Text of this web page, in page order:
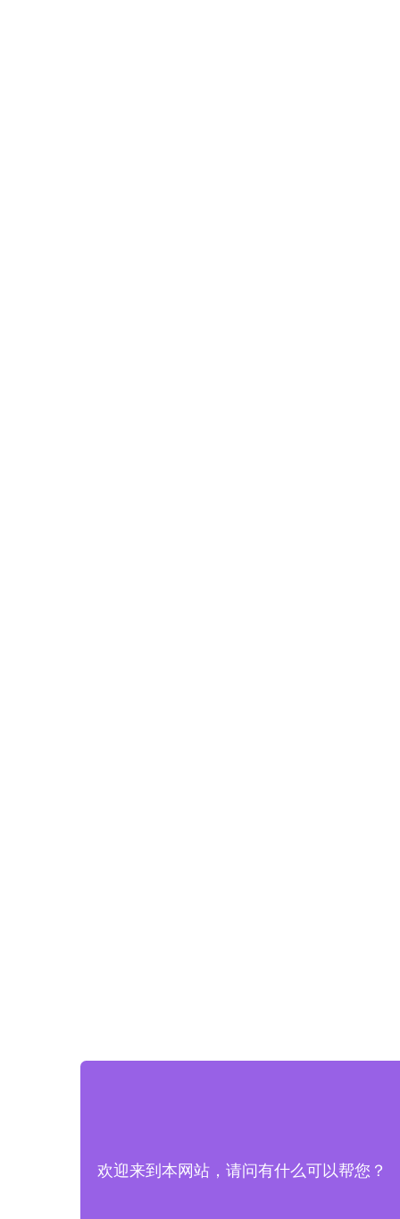
欢迎来到本网站，请问有什么可以帮您？